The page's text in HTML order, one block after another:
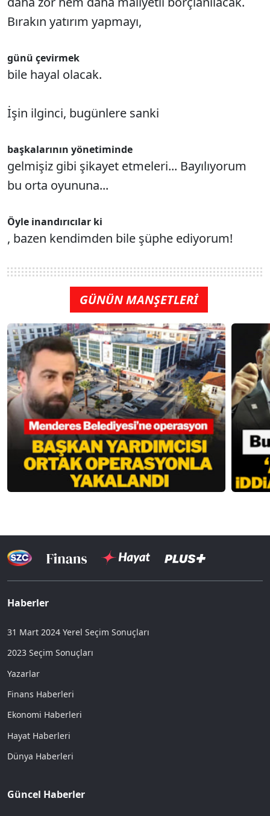
Bırakın yatırım yapmayı,
günü çevirmek
bile hayal olacak.
İşin ilginci, bugünlere sanki
başkalarının yönetiminde
gelmişiz gibi şikayet etmeleri... Bayılıyorum
bu orta oyununa...
Öyle inandırıcılar ki
, bazen kendimden bile şüphe ediyorum!
GÜNÜN MANŞETLERİ
Haberler
31 Mart 2024 Yerel Seçim Sonuçları
2023 Seçim Sonuçları
Yazarlar
Finans Haberleri
Ekonomi Haberleri
Hayat Haberleri
Dünya Haberleri
Güncel Haberler